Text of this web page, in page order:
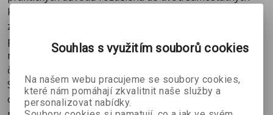
knih, se můžete naučit všechno, co potřebujete ke
zvládnutí ASP.NET 4 a C# 2010. Pokud jste již někdy
předtím programovali v předchozí verzi ASP.NET,
můžete se zaměřit pouze na některé (pro vás důležité)
části nebo na nové funkce, například ASP.NET MVC,
Silverlight či ASP.NET Dynamic Data, které jsou
obsahem KNIHY 2. Pokud jste nikdy v ASP.NET
Souhlas s využitím souborů cookies
Na našem webu pracujeme se soubory cookies,
které nám pomáhají zkvalitnit naše služby a
personalizovat nabídky.